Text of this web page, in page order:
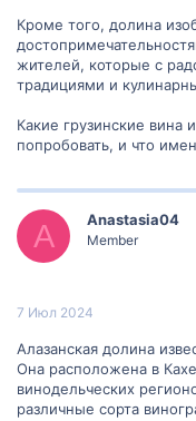
Кроме того, долина
жителей, которые с
традициями и
Какие грузинские вина
попробовать, и что
A Anastasia04
Member
7 Июл 2024
Алазанская долина
Она расположена в
винодельческих
различные сорта